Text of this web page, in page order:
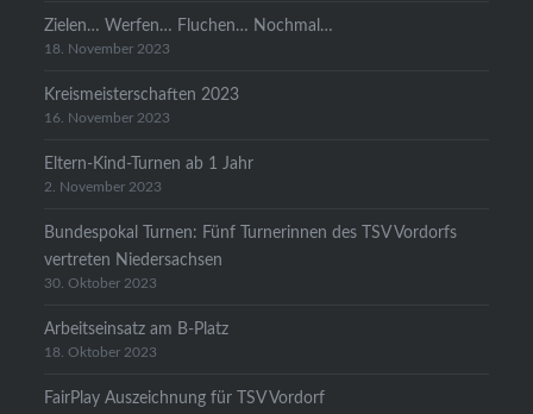
Zielen… Werfen… Fluchen… Nochmal…
18. November 2023
Kreismeisterschaften 2023
16. November 2023
Eltern-Kind-Turnen ab 1 Jahr
2. November 2023
Bundespokal Turnen: Fünf Turnerinnen des TSV Vordorfs
vertreten Niedersachsen
30. Oktober 2023
Arbeitseinsatz am B-Platz
18. Oktober 2023
FairPlay Auszeichnung für TSV Vordorf